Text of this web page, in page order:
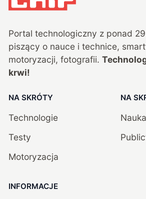
Portal technologiczny z ponad 29
piszący o nauce i technice,
motoryzacji, fotografii.
krwi!
NA SKRÓTY
Technologie
Testy
Motoryzacja
NA
Nauka
INFORMACJE